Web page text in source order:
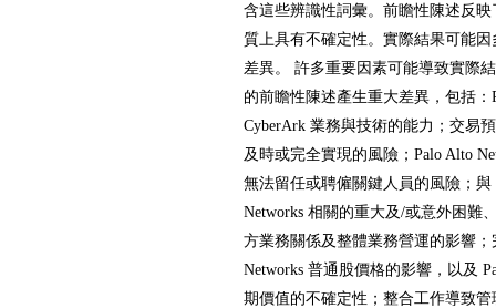
含這些辨識性詞彙。前瞻性陳述反
質上具有不確定性。實際結果可能
差異。 許多重要因素可能導致實際
的前瞻性陳述產生重大差異，包括：
CyberArk 業務與技術的能力；交易
及時或完全實現的風險；Palo Alto
無法留任或聘僱關鍵人員的風險；與
Networks 相關的重大及/或意外困難
方業務關係及整體業務營運的影響；
Networks 普通股價格的影響，以及
期價值的不確定性；整合工作導致